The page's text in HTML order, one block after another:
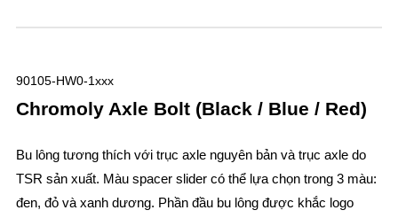
90105-HW0-1xxx
Chromoly Axle Bolt (Black / Blue / Red)
Bu lông tương thích với trục axle nguyên bản và trục axle do
TSR sản xuất. Màu spacer slider có thể lựa chọn trong 3 màu:
đen, đỏ và xanh dương. Phần đầu bu lông được khắc logo